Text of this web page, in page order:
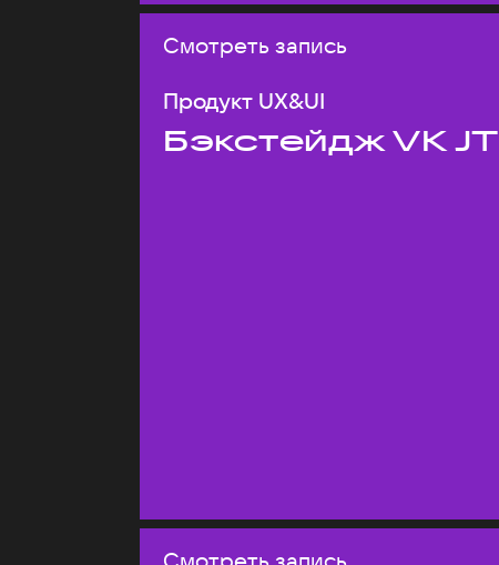
Смотреть запись
Продукт UX&UI
Бэкстейдж VK JT